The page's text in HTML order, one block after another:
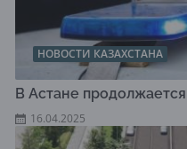
НОВОСТИ КАЗАХСТАНА
В Астане
16.04.2025